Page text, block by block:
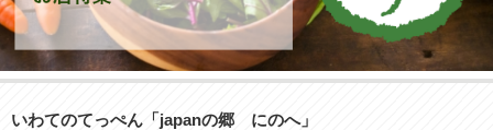
いわてのてっぺん「japanの郷 にのへ」